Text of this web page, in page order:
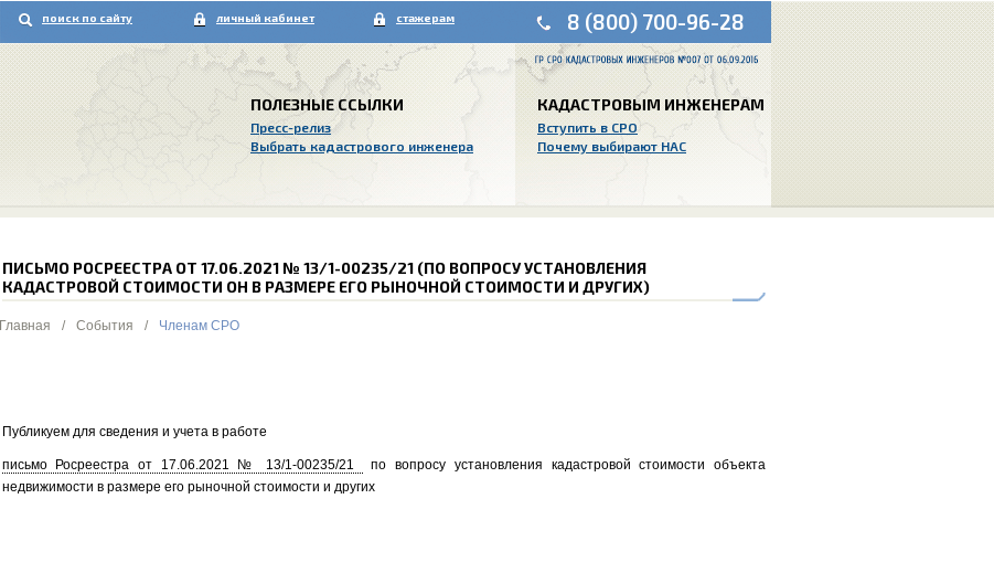
поиск по сайту личный кабинет стажерам 8 (800) 700-96-28
ПОЛЕЗНЫЕ ССЫЛКИ
Пресс-релиз
Выбрать кадастрового инженера
КАДАСТРОВЫМ ИНЖЕНЕРАМ
Вступить в СРО
Почему выбирают НАС
ПИСЬМО РОСРЕЕСТРА ОТ 17.06.2021 № 13/1-00235/21 (ПО ВОПРОСУ УСТАНОВЛЕНИЯ
КАДАСТРОВОЙ СТОИМОСТИ ОН В РАЗМЕРЕ ЕГО РЫНОЧНОЙ СТОИМОСТИ И ДРУГИХ)
Главная / События / Членам СРО
Публикуем для сведения и учета в работе
письмо Росреестра от 17.06.2021 № 13/1-00235/21
по вопросу установления кадастровой стоимости объекта
недвижимости в размере его рыночной стоимости и других